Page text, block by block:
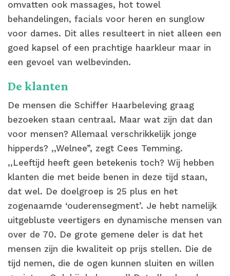
omvatten ook massages, hot towel
behandelingen, facials voor heren en sunglow
voor dames. Dit alles resulteert in niet alleen een
goed kapsel of een prachtige haarkleur maar in
een gevoel van welbevinden.
De klanten
De mensen die Schiffer Haarbeleving graag
bezoeken staan centraal. Maar wat zijn dat dan
voor mensen? Allemaal verschrikkelijk jonge
hipperds? ,,Welnee”, zegt Cees Temming.
,,Leeftijd heeft geen betekenis toch? Wij hebben
klanten die met beide benen in deze tijd staan,
dat wel. De doelgroep is 25 plus en het
zogenaamde ‘ouderensegment’. Je hebt namelijk
uitgebluste veertigers en dynamische mensen van
over de 70. De grote gemene deler is dat het
mensen zijn die kwaliteit op prijs stellen. Die de
tijd nemen, die de ogen kunnen sluiten en willen